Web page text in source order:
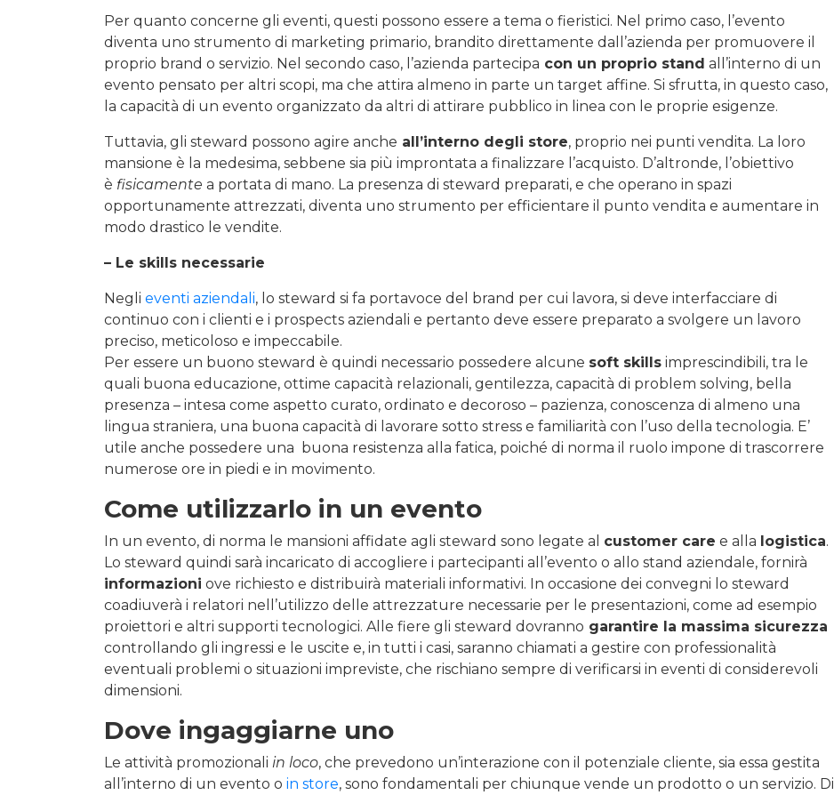
Per quanto concerne gli eventi, questi possono essere a tema o fieristici. Nel primo caso, l’evento
diventa uno strumento di marketing primario, brandito direttamente dall’azienda per promuovere il
proprio brand o servizio. Nel secondo caso, l’azienda partecipa con un proprio stand all’interno di un
evento pensato per altri scopi, ma che attira almeno in parte un target affine. Si sfrutta, in questo caso,
la capacità di un evento organizzato da altri di attirare pubblico in linea con le proprie esigenze.
Tuttavia, gli steward possono agire anche all’interno degli store, proprio nei punti vendita. La loro
mansione è la medesima, sebbene sia più improntata a finalizzare l’acquisto. D’altronde, l’obiettivo
è fisicamente a portata di mano. La presenza di steward preparati, e che operano in spazi
opportunamente attrezzati, diventa uno strumento per efficientare il punto vendita e aumentare in
modo drastico le vendite.
– Le skills necessarie
Negli eventi aziendali, lo steward si fa portavoce del brand per cui lavora, si deve interfacciare di
continuo con i clienti e i prospects aziendali e pertanto deve essere preparato a svolgere un lavoro
preciso, meticoloso e impeccabile.
Per essere un buono steward è quindi necessario possedere alcune soft skills imprescindibili, tra le
quali buona educazione, ottime capacità relazionali, gentilezza, capacità di problem solving, bella
presenza – intesa come aspetto curato, ordinato e decoroso – pazienza, conoscenza di almeno una
lingua straniera, una buona capacità di lavorare sotto stress e familiarità con l’uso della tecnologia. E’
utile anche possedere una buona resistenza alla fatica, poiché di norma il ruolo impone di trascorrere
numerose ore in piedi e in movimento.
Come utilizzarlo in un evento
In un evento, di norma le mansioni affidate agli steward sono legate al customer care e alla logistica.
Lo steward quindi sarà incaricato di accogliere i partecipanti all’evento o allo stand aziendale, fornirà
informazioni ove richiesto e distribuirà materiali informativi. In occasione dei convegni lo steward
coadiuverà i relatori nell’utilizzo delle attrezzature necessarie per le presentazioni, come ad esempio
proiettori e altri supporti tecnologici. Alle fiere gli steward dovranno garantire la massima sicurezza
controllando gli ingressi e le uscite e, in tutti i casi, saranno chiamati a gestire con professionalità
eventuali problemi o situazioni impreviste, che rischiano sempre di verificarsi in eventi di considerevoli
dimensioni.
Dove ingaggiarne uno
Le attività promozionali in loco, che prevedono un’interazione con il potenziale cliente, sia essa gestita
all’interno di un evento o in store, sono fondamentali per chiunque vende un prodotto o un servizio. Di